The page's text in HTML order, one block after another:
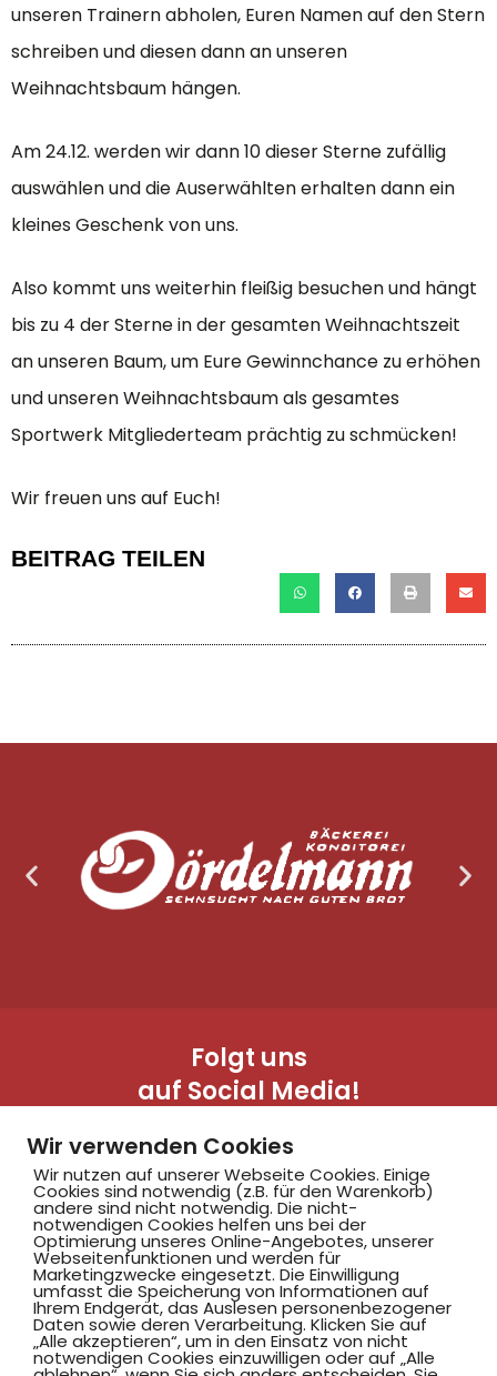
unseren Trainern abholen, Euren Namen auf den Stern
schreiben und diesen dann an unseren
Weihnachtsbaum hängen.
Am 24.12. werden wir dann 10 dieser Sterne zufällig
auswählen und die Auserwählten erhalten dann ein
kleines Geschenk von uns.
Also kommt uns weiterhin fleißig besuchen und hängt
bis zu 4 der Sterne in der gesamten Weihnachtszeit
an unseren Baum, um Eure Gewinnchance zu erhöhen
und unseren Weihnachtsbaum als gesamtes
Sportwerk Mitgliederteam prächtig zu schmücken!
Wir freuen uns auf Euch!
BEITRAG TEILEN
Folgt uns
auf Social Media!
Hammer SportClub 2008
Am Südbad 9,
Wir verwenden Cookies
Wir nutzen auf unserer Webseite Cookies. Einige
Cookies sind notwendig (z.B. für den Warenkorb)
andere sind nicht notwendig. Die nicht-
notwendigen Cookies helfen uns bei der
Optimierung unseres Online-Angebotes, unserer
Webseitenfunktionen und werden für
Marketingzwecke eingesetzt. Die Einwilligung
umfasst die Speicherung von Informationen auf
Ihrem Endgerät, das Auslesen personenbezogener
Daten sowie deren Verarbeitung. Klicken Sie auf
„Alle akzeptieren“, um in den Einsatz von nicht
notwendigen Cookies einzuwilligen oder auf „Alle